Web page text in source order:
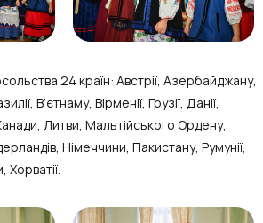
24 країн: Австрії, Азербайджану,
В’єтнаму, Вірменії, Грузії, Данії,
Канади, Литви, Мальтійського Ордену,
Німеччини, Пакистану, Румунії,